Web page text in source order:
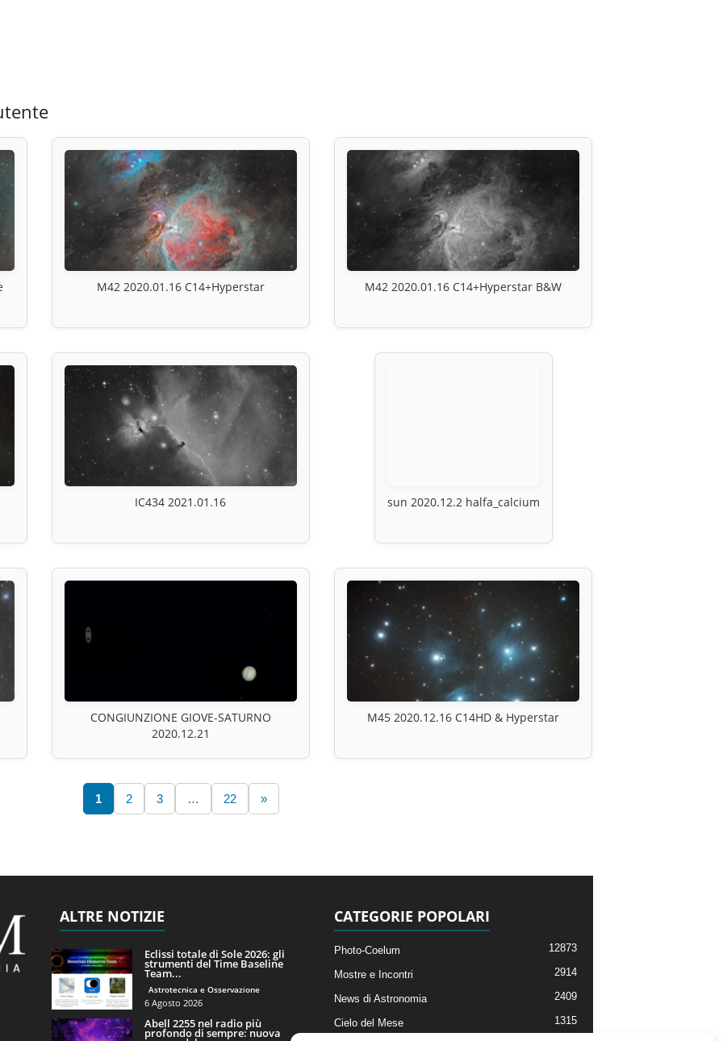
M42 2020.01.16 C14+Hyperstar M42 2020.01.16 C14+Hyperstar B&W
IC434 2021.01.16 sun 2020.12.2 halfa_calcium
CONGIUNZIONE GIOVE-SATURNO
2020.12.21
M45 2020.12.16 C14HD & Hyperstar
1 2 3 … 22 »
ALTRE NOTIZIE
Eclissi totale di Sole 2026: gli
strumenti del Time Baseline
Team...
Astrotecnica e Osservazione
6 Agosto 2026
Abell 2255 nel radio più
profondo di sempre: nuova
CATEGORIE POPOLARI
Photo-Coelum 12873
Mostre e Incontri 2914
News di Astronomia 2409
Cielo del Mese 1315